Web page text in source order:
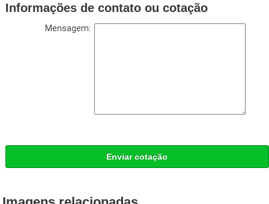
Informações de contato ou cotação
Mensagem:
Enviar cotação